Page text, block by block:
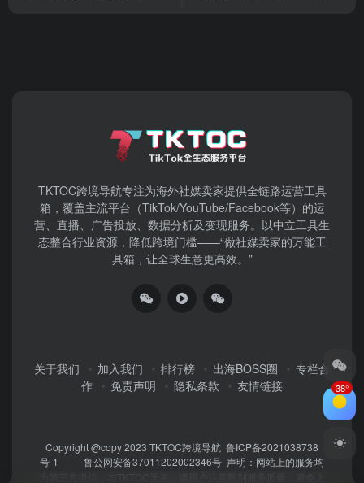
TKTOC跨境导航​专注为海外社媒卖家提供全链路运营工具
箱，覆盖主流平台（TikTok/YouTube/Facebook等）​的运
营、直播、广告投放、数据分析及变现服务。以中立工具生
态整合行业资源，降低跨境门槛——“做社媒卖家的万能工
具箱，让全球生意更高效。”
关于我们 加入我们 排行榜 出海BOSS圈
专栏合
作
免责声明 隐私条款 友情链接
Copyright @copy 2023 TKTOC跨境导航 鲁ICP备2021038738
号-1
鲁公网安备37011202002346号 声明：网站上的服务均
38°